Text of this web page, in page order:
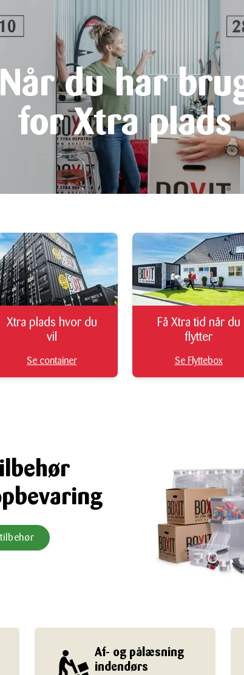
Når du har
for Xtra plads
Xtra plads hvor du
vil
Se container
Få Xtra tid når du
flytter
Se Flyttebox
Af- og pålæsning
indendørs